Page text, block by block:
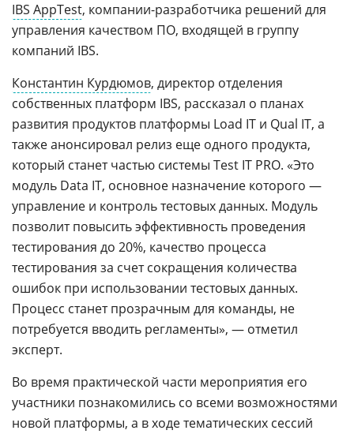
IBS AppTest, компании-разработчика решений для
управления качеством ПО, входящей в группу
компаний IBS.
Константин Курдюмов, директор отделения
собственных платформ IBS, рассказал о планах
развития продуктов платформы Load IT и Qual IT, а
также анонсировал релиз еще одного продукта,
который станет частью системы Test IT PRO. «Это
модуль Data IT, основное назначение которого —
управление и контроль тестовых данных. Модуль
позволит повысить эффективность проведения
тестирования до 20%, качество процесса
тестирования за счет сокращения количества
ошибок при использовании тестовых данных.
Процесс станет прозрачным для команды, не
потребуется вводить регламенты», — отметил
эксперт.
Во время практической части мероприятия его
участники познакомились со всеми возможностями
новой платформы, а в ходе тематических сессий